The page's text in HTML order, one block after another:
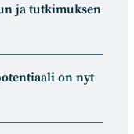
ja tutkimuksen
on nyt